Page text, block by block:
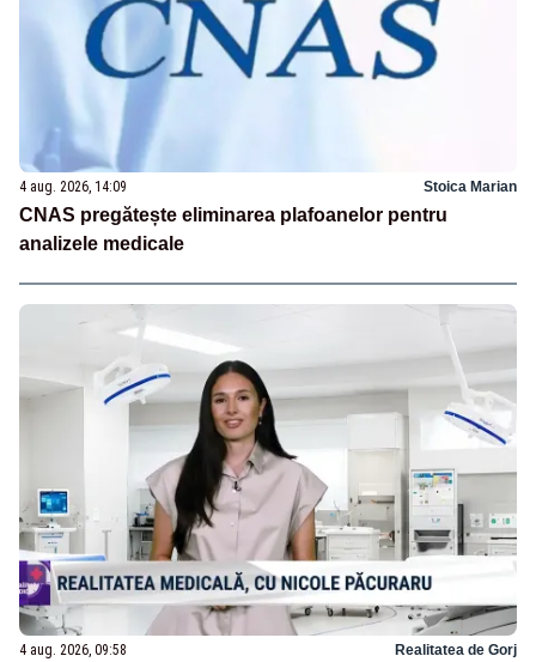
4 aug. 2026, 14:09 Stoica Marian
CNAS pregătește eliminarea plafoanelor pentru
analizele medicale
4 aug. 2026, 09:58 Realitatea de Gorj